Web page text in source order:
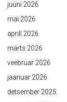
juuni 2026
mai 2026
aprill 2026
märts 2026
veebruar 2026
jaanuar 2026
detsember 2025